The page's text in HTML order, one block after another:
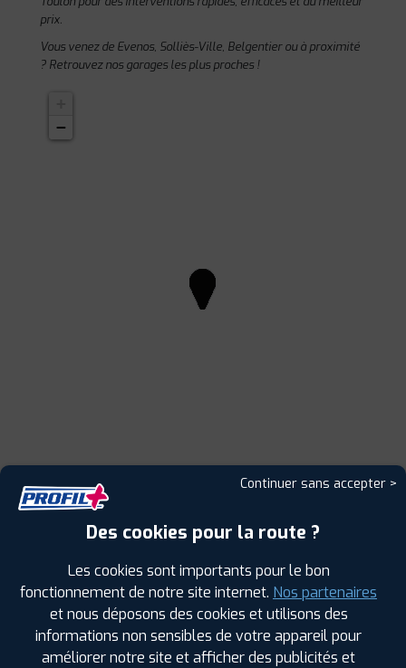
prix.
Vous venez de Evenos, Solliès-Ville, Belgentier ou à proximité
? Retrouvez nos garages les plus proches !
−
Continuer sans accepter >
Des cookies pour la route ?
Les cookies sont importants pour le bon
fonctionnement de notre site internet. Nos partenaires
et nous déposons des cookies et utilisons des
informations non sensibles de votre appareil pour
améliorer notre site et afficher des publicités et